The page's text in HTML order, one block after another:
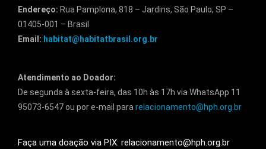
Endereço: Rua Pamplona, 818 – Jardins, São Paulo, SP –
01405-001 – Brasil
Email: habitat@habitatbrasil.org.br
Atendimento ao Doador:
De segunda à sexta-feira, das 10h às 17h via WhatsApp 11
95073-6547 ou por e-mail para relacionamento@hph.org.br
Faça uma doação via PIX: relacionamento@hph.org.br